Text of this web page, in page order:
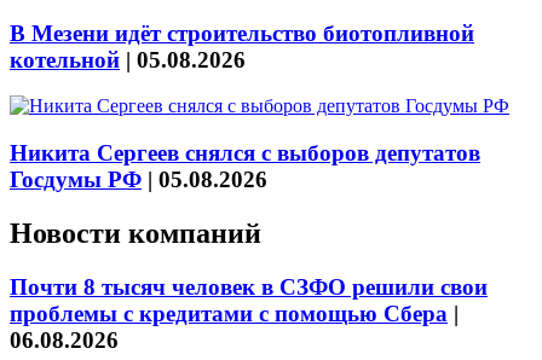
В Мезени идёт строительство биотопливной
котельной | 05.08.2026
Никита Сергеев снялся с выборов депутатов
Госдумы РФ | 05.08.2026
Новости компаний
Почти 8 тысяч человек в СЗФО решили свои
проблемы с кредитами с помощью Сбера |
06.08.2026